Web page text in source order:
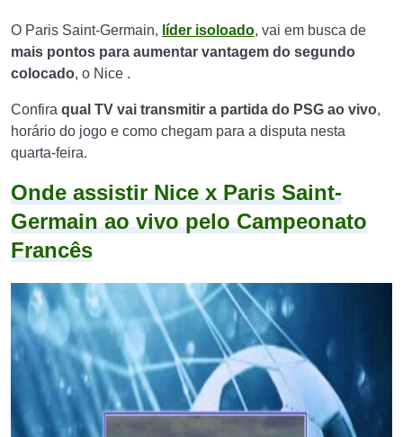
O Paris Saint-Germain, líder isoloado, vai em busca de
mais pontos para aumentar vantagem do segundo
colocado, o Nice .
Confira qual TV vai transmitir a partida do PSG ao vivo,
horário do jogo e como chegam para a disputa nesta
quarta-feira.
Onde assistir Nice x Paris Saint-
Germain ao vivo pelo Campeonato
Francês